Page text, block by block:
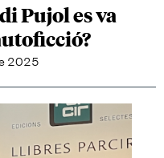
Pujol es va
2025